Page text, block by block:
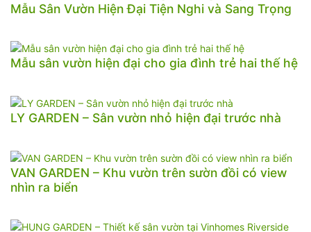
Mẫu Sân Vườn Hiện Đại Tiện Nghi và Sang Trọng
Mẫu sân vườn hiện đại cho gia đình trẻ hai thế hệ
LY GARDEN – Sân vườn nhỏ hiện đại trước nhà
VAN GARDEN – Khu vườn trên sườn đồi có view
nhìn ra biển